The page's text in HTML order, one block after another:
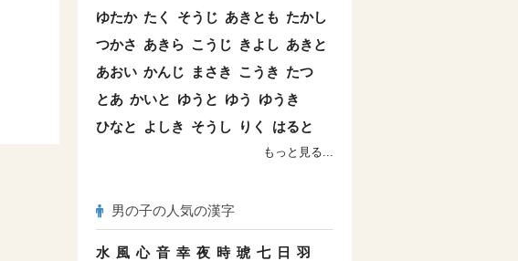
ゆたか たく そうじ あきとも たかし
つかさ あきら こうじ きよし あきと
あおい かんじ まさき こうき たつ
とあ かいと ゆうと ゆう
ゆうき
ひなと
よしき そうし りく はると
もっと見る...
男の子の人気の漢字
水 風 心 音 幸 夜 時 琥 七 日 羽